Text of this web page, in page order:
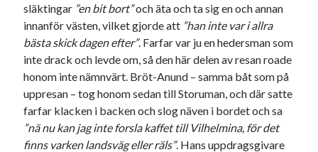
släktingar ”en bit bort”och äta och ta sig en och annan
innanför västen, vilket gjorde att ”han inte var i allra
bästa skick dagen efter”. Farfar var ju en hedersman som
inte drack och levde om, så den här delen av resan roade
honom inte nämnvärt. Bröt-Anund – samma båt som på
uppresan – tog honom sedan till Storuman, och där satte
farfar klacken i backen och slog näven i bordet och sa
”nä nu kan jag inte forsla kaffet till Vilhelmina, för det
finns varken landsväg eller räls”. Hans uppdragsgivare